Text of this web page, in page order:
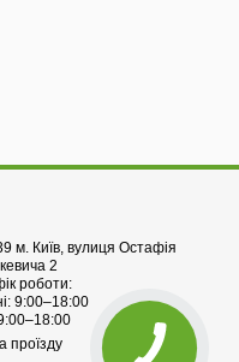
м. Київ, вулиця Остафія
2
роботи:
9:00–18:00
проїзду